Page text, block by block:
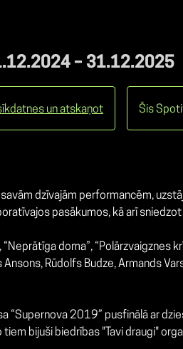
– 31.12.2025
un atskaņot Šis
dzīvajām performancēm,
pasākumos, kā arī
“Neprātīga doma”, “Polārzvaigznes
Ansons, Rūdolfs Budze, Armands
2019” pusfinālā ar
bijuši biedrības "Tavi draugi"